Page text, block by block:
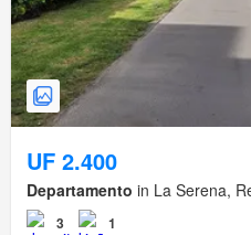
UF 2.400
Departamento in La Serena,
3 1